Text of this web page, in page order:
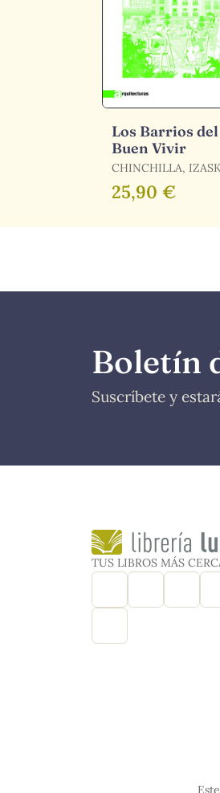
Los Barrios del
Buen Vivir
CHINCHILLA,
25,90 €
Boletín
Suscríbete y
TUS LIBROS MÁS